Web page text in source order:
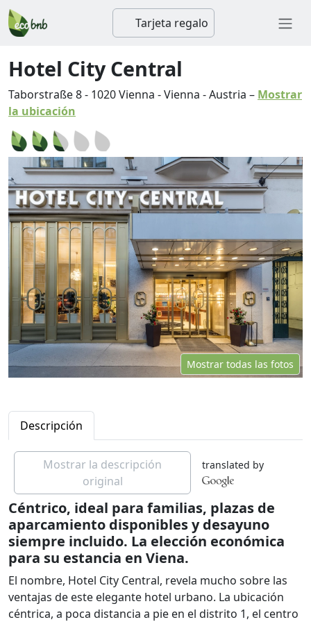
Tarjeta regalo
Hotel City Central
Taborstraße 8- 1020Vienna -Vienna -Austria – Mostrar
la ubicación
Mostrar todas las fotos
Descripción
Mostrar la descripción
original
translated by
Céntrico, ideal para familias, plazas de
aparcamiento disponibles y desayuno
siempre incluido. La elección económica
para su estancia en Viena.
El nombre, Hotel City Central, revela mucho sobre las
ventajas de este elegante hotel urbano. La ubicación
céntrica, a poca distancia a pie en el distrito 1, el centro